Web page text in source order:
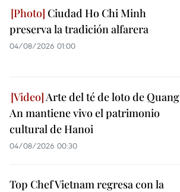
Ciudad Ho Chi Minh
preserva la tradición alfarera
04/08/2026 01:00
Arte del té de loto de Quang
An mantiene vivo el patrimonio
cultural de Hanoi
04/08/2026 00:30
Top Chef Vietnam regresa con la